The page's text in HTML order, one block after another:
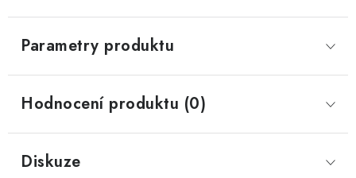
Parametry produktu
Hodnocení produktu (0)
Diskuze